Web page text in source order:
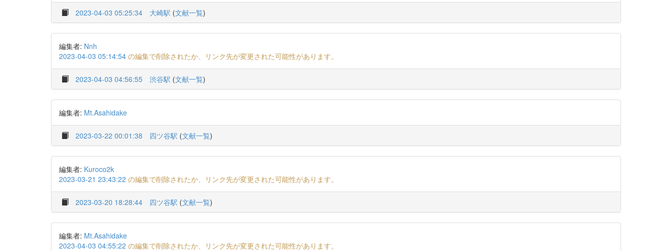
2023-04-03 05:25:34 大崎駅 (文献一覧)
編集者: Nnh
2023-04-03 05:14:54 の編集で削除されたか、リンク先が変更された可能性があります。
2023-04-03 04:56:55 渋谷駅 (文献一覧)
編集者: Mt.Asahidake
2023-03-22 00:01:38 四ツ谷駅 (文献一覧)
編集者: Kuroco2k
2023-03-21 23:43:22 の編集で削除されたか、リンク先が変更された可能性があります。
2023-03-20 18:28:44 四ツ谷駅 (文献一覧)
編集者: Mt.Asahidake
2023-04-03 04:55:22 の編集で削除されたか、リンク先が変更された可能性があります。